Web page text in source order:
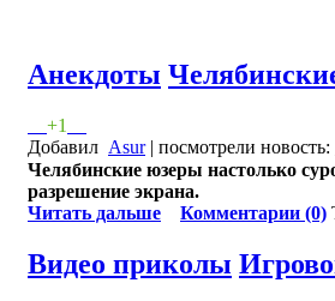
Анекдоты
+1
Добавил Asur| посмотрели новость:
Челябинские юзеры настолько
разрешение экрана.
Читать дальше
Комментарии (0)
Видео приколы